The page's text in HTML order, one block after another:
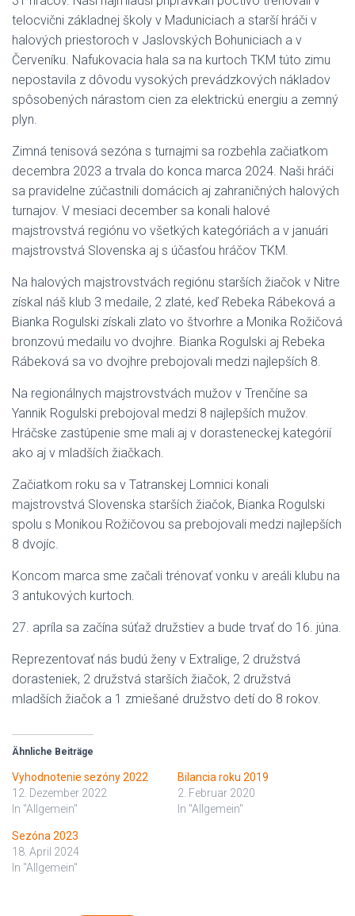
E
N
telocvični základnej školy v Maduniciach a starší hráči v
halových priestoroch v Jaslovských Bohuniciach a v
Červeníku. Nafukovacia hala sa na kurtoch TKM túto zimu
nepostavila z dôvodu vysokých prevádzkových nákladov
spôsobených nárastom cien za elektrickú energiu a zemný
plyn.
Zimná tenisová sezóna s turnajmi sa rozbehla začiatkom
decembra 2023 a trvala do konca marca 2024. Naši hráči
sa pravidelne zúčastnili domácich aj zahraničných halových
turnajov. V mesiaci december sa konali halové
majstrovstvá regiónu vo všetkých kategóriách a v januári
majstrovstvá Slovenska aj s účasťou hráčov TKM.
Na halových majstrovstvách regiónu starších žiačok v Nitre
získal náš klub 3 medaile, 2 zlaté, keď Rebeka Rábeková a
Bianka Rogulski získali zlato vo štvorhre a Monika Rožičová
bronzovú medailu vo dvojhre. Bianka Rogulski aj Rebeka
Rábeková sa vo dvojhre prebojovali medzi najlepších 8.
Na regionálnych majstrovstvách mužov v Trenčíne sa
Yannik Rogulski prebojoval medzi 8 najlepších mužov.
Hráčske zastúpenie sme mali aj v dorasteneckej kategórií
ako aj v mladších žiačkach.
Začiatkom roku sa v Tatranskej Lomnici konali
majstrovstvá Slovenska starších žiačok, Bianka Rogulski
spolu s Monikou Rožičovou sa prebojovali medzi najlepších
8 dvojíc.
Koncom marca sme začali trénovať vonku v areáli klubu na
3 antukových kurtoch.
27. apríla sa začína súťaž družstiev a bude trvať do 16. júna.
Reprezentovať nás budú ženy v Extralige, 2 družstvá
dorasteniek, 2 družstvá starších žiačok, 2 družstvá
mladších žiačok a 1 zmiešané družstvo detí do 8 rokov.
Ähnliche Beiträge
Vyhodnotenie sezóny 2022
12. Dezember 2022
In "Allgemein"
Bilancia roku 2019
2. Februar 2020
In "Allgemein"
Sezóna 2023
18. April 2024
In "Allgemein"